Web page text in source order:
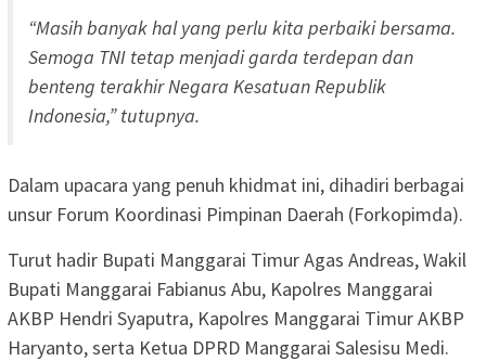
“Masih banyak hal yang perlu kita perbaiki bersama.
Semoga TNI tetap menjadi garda terdepan dan
benteng terakhir Negara Kesatuan Republik
Indonesia,” tutupnya.
Dalam upacara yang penuh khidmat ini, dihadiri berbagai
unsur Forum Koordinasi Pimpinan Daerah (Forkopimda).
Turut hadir Bupati Manggarai Timur Agas Andreas, Wakil
Bupati Manggarai Fabianus Abu, Kapolres Manggarai
AKBP Hendri Syaputra, Kapolres Manggarai Timur AKBP
Haryanto, serta Ketua DPRD Manggarai Salesisu Medi.